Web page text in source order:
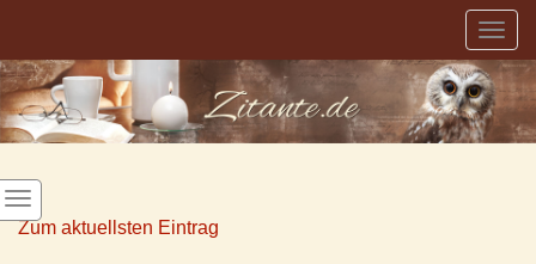
Zum aktuellsten Eintrag